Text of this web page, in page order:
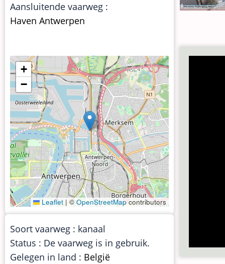
Aansluitende vaarweg :
Haven Antwerpen
+
−
Leaflet |©OpenStreetMap contributors
Soort vaarweg : kanaal
Status : De vaarweg is in gebruik.
Gelegen in land : België